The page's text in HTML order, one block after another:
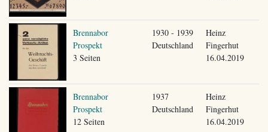
Brennabor
Prospekt
3 Seiten
1930 - 1939
Deutschland
Heinz
Fingerhut
16.04.2019
Brennabor
Prospekt
12 Seiten
1937
Deutschland
Heinz
Fingerhut
16.04.2019